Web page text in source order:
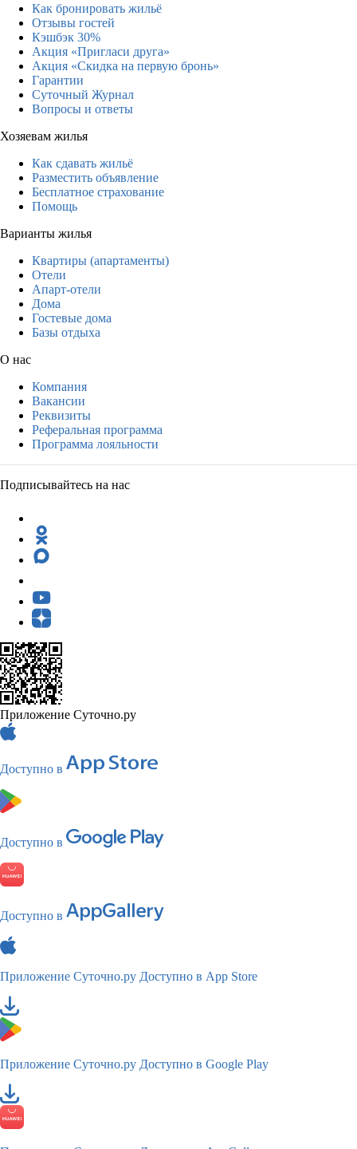
Как бронировать жильё
Отзывы гостей
Кэшбэк 30%
Акция «Пригласи друга»
Акция «Скидка на первую бронь»
Гарантии
Суточный Журнал
Вопросы и ответы
Хозяевам жилья
Как сдавать жильё
Разместить объявление
Бесплатное страхование
Помощь
Варианты жилья
Квартиры (апартаменты)
Отели
Апарт-отели
Дома
Гостевые дома
Базы отдыха
О нас
Компания
Вакансии
Реквизиты
Реферальная программа
Программа лояльности
Подписывайтесь на нас
Приложение Суточно.ру
Доступно в
Доступно в
Доступно в
Приложение Суточно.ру Доступно в App Store
Приложение Суточно.ру Доступно в Google Play